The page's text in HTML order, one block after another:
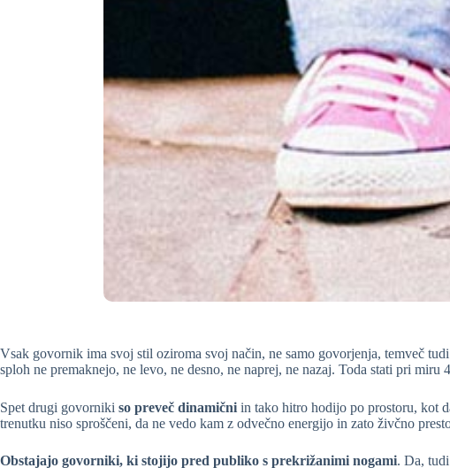
Vsak govornik ima svoj stil oziroma svoj način, ne samo govorjenja, temveč
sploh ne premaknejo, ne levo, ne desno, ne naprej, ne nazaj. Toda stati pri
Spet drugi govorniki so preveč dinamični in tako hitro hodijo po prostoru, kot
trenutku niso sproščeni, da ne vedo kam z odvečno energijo in zato živčno
Obstajajo govorniki, ki stojijo pred publiko s prekrižanimi nogami. Da,